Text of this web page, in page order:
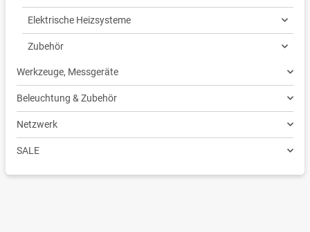
Elektrische Heizsysteme
Zubehör
Werkzeuge, Messgeräte
Beleuchtung & Zubehör
Netzwerk
SALE